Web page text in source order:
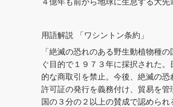
用語解説 「ワシントン条約」
「絶滅の恐れのある野生動植物種
ぐ目的で１９７３年に採択された
的な商取引を禁止。今後、絶滅の
許可証の発行を義務付け、貿易を
国の３分の２以上の賛成で認められ